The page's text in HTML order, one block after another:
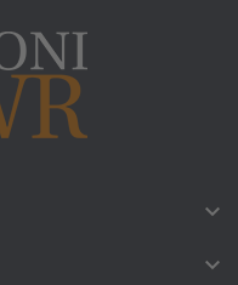

